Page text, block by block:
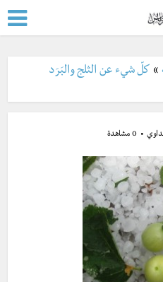
» كلّ شيء عن الثلج والبَرَد
0 مشاهدة